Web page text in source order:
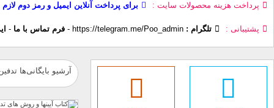
پرداخت هزینه محصولات سایت برای پرداخت آنلاین ایمیل و رمز دوم
پشتیبانی تلگرام : https://telegram.me/Poo_admin
- فرم تماس با ما -
آرشیو بایگانی‌ها